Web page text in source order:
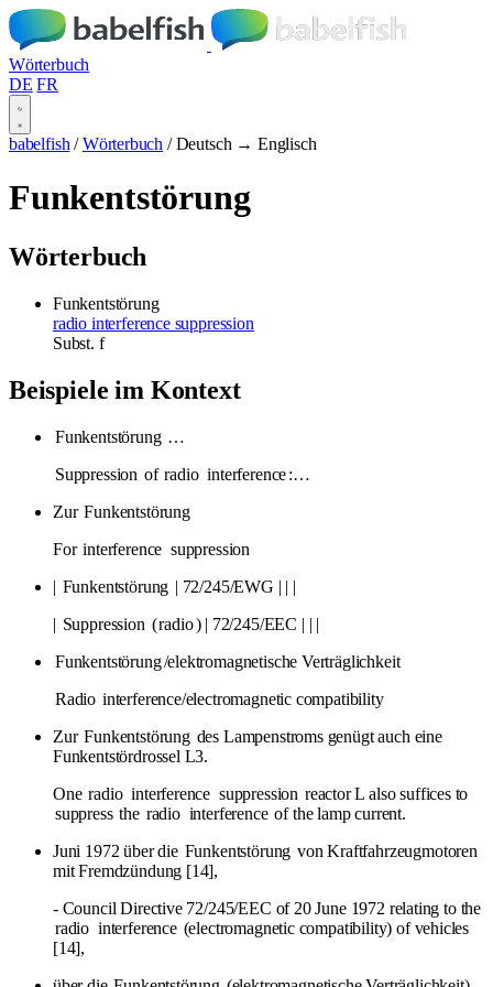
Wörterbuch
DE FR
babelfish / Wörterbuch / Deutsch → Englisch
Funkentstörung
Wörterbuch
Funkentstörung
radio interference suppression
Subst. f
Beispiele im Kontext
Funkentstörung …
Suppression of radio interference:…
Zur Funkentstörung
For interference suppression
| Funkentstörung | 72/245/EWG | | |
| Suppression (radio) | 72/245/EEC | | |
Funkentstörung/elektromagnetische Verträglichkeit
Radio interference/electromagnetic compatibility
Zur Funkentstörung des Lampenstroms genügt auch eine
Funkentstördrossel L3.
One radio interference suppression reactor L also suffices to
suppress the radio interference of the lamp current.
Juni 1972 über die Funkentstörung von Kraftfahrzeugmotoren
mit Fremdzündung [14],
- Council Directive 72/245/EEC of 20 June 1972 relating to the
radio interference (electromagnetic compatibility) of vehicles
[14],